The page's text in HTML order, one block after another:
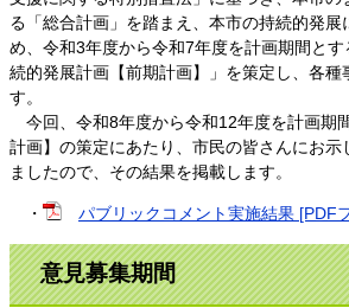
る「総合計画」を踏まえ、本市の持続的発展
め、令和3年度から令和7年度を計画期間と
続的発展計画【前期計画】」を策定し、各種
す。
今回、令和8年度から令和12年度を計画期
計画】の策定にあたり、市民の皆さんにお示
ましたので、その結果を掲載します。
・ パブリックコメント実施結果 [PDF
意見募集期間